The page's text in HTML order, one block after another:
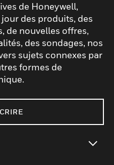
de Honeywell,
des produits, des
de nouvelles offres,
des sondages, nos
sujets connexes par
formes de